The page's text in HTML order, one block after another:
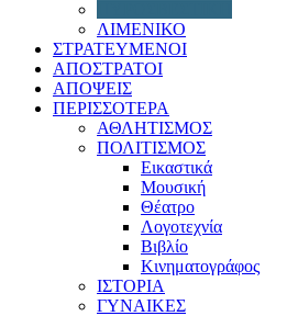
ΛΙΜΕΝΙΚΟ
ΣΤΡΑΤΕΥΜΕΝΟΙ
ΑΠΟΣΤΡΑΤΟΙ
ΑΠΟΨΕΙΣ
ΠΕΡΙΣΣΟΤΕΡΑ
ΑΘΛΗΤΙΣΜΟΣ
ΠΟΛΙΤΙΣΜΟΣ
Εικαστικά
Μουσική
Θέατρο
Λογοτεχνία
Βιβλίο
Κινηματογράφος
ΙΣΤΟΡΙΑ
ΓΥΝΑΙΚΕΣ